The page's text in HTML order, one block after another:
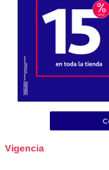
Vigencia